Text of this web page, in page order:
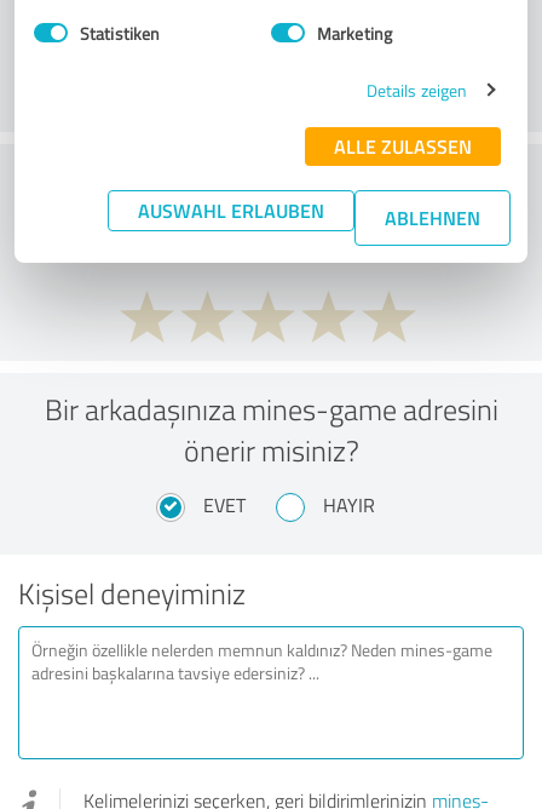
Statistiken Marketing
Details zeigen
ALLE ZULASSEN
AUSWAHL ERLAUBEN ABLEHNEN
Fiyat/performans oranı hakkında ne
düşünüyorsunuz?
Bir arkadaşınıza mines-game adresini
önerir misiniz?
EVET HAYIR
Kişisel deneyiminiz
Kelimelerinizi seçerken, geri bildirimlerinizin mines-